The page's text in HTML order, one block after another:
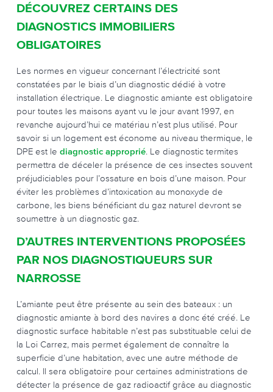
DÉCOUVREZ CERTAINS DES
DIAGNOSTICS IMMOBILIERS
OBLIGATOIRES
Les normes en vigueur concernant l’électricité sont
constatées par le biais d’un diagnostic dédié à votre
installation électrique. Le diagnostic amiante est obligatoire
pour toutes les maisons ayant vu le jour avant 1997, en
revanche aujourd’hui ce matériau n’est plus utilisé. Pour
savoir si un logement est économe au niveau thermique, le
DPE est le diagnostic approprié. Le diagnostic termites
permettra de déceler la présence de ces insectes souvent
préjudiciables pour l’ossature en bois d’une maison. Pour
éviter les problèmes d’intoxication au monoxyde de
carbone, les biens bénéficiant du gaz naturel devront se
soumettre à un diagnostic gaz.
D’AUTRES INTERVENTIONS PROPOSÉES
PAR NOS DIAGNOSTIQUEURS SUR
NARROSSE
L’amiante peut être présente au sein des bateaux : un
diagnostic amiante à bord des navires a donc été créé. Le
diagnostic surface habitable n’est pas substituable celui de
la Loi Carrez, mais permet également de connaître la
superficie d’une habitation, avec une autre méthode de
calcul. Il sera obligatoire pour certaines administrations de
détecter la présence de gaz radioactif grâce au diagnostic